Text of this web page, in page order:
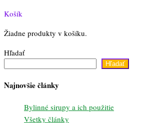
Košík
Žiadne produkty v košíku.
Hľadať
Hľadať
Najnovšie články
Bylinné sirupy a ich použitie
Všetky články